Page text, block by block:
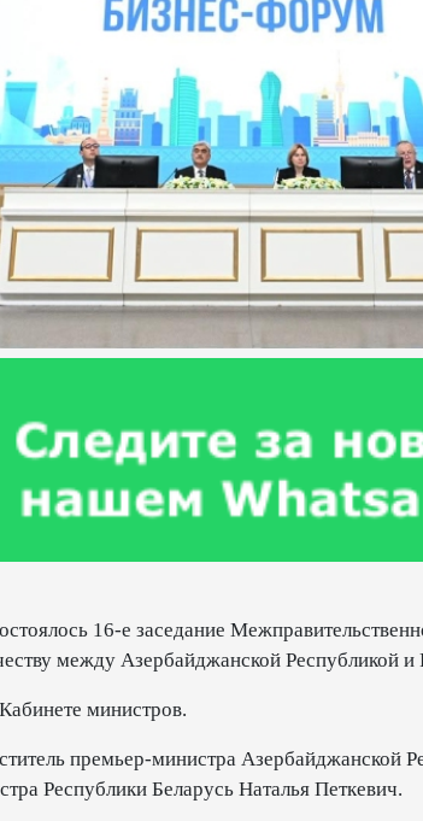
16-е заседание
между Азербайджанской Республикой и
министров.
премьер-министра
Республики Беларусь Наталья Петкевич.